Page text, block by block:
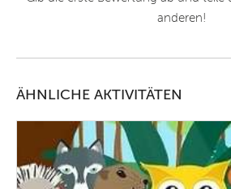
anderen!
ÄHNLICHE AKTIVITÄTEN